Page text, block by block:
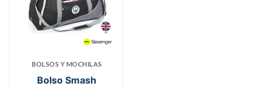
BOLSOS Y MOCHILAS
Bolso Smash